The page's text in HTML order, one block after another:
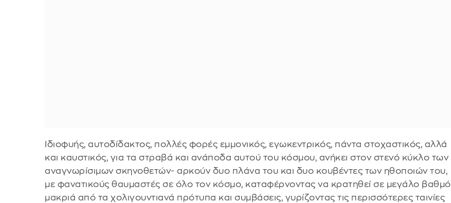
Ιδιοφυής, αυτοδίδακτος, πολλές φορές εμμονικός, εγωκεντρικός, πάντα στοχαστικός, αλλά
και καυστικός, για τα στραβά και ανάποδα αυτού του κόσμου, ανήκει στον στενό κύκλο των
αναγνωρίσιμων σκηνοθετών- αρκούν δυο πλάνα του και δυο κουβέντες των ηθοποιών του,
με φανατικούς θαυμαστές σε όλο τον κόσμο, καταφέρνοντας να κρατηθεί σε μεγάλο βαθμό
μακριά από τα χολιγουντιανά πρότυπα και συμβάσεις, γυρίζοντας τις περισσότερες ταινίες